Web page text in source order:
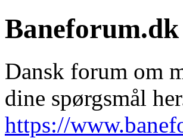
Baneforum.dk
Dansk forum om
dine spørgsmål
https://